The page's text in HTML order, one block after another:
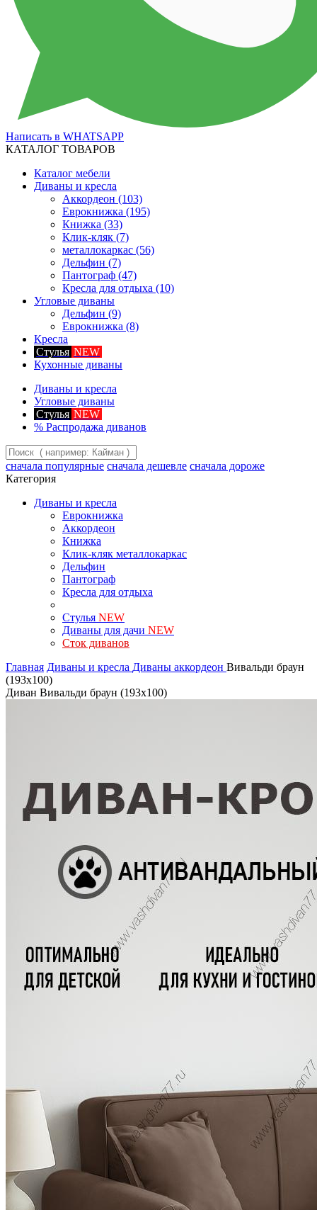
Написать в WHATSAPP
КАТАЛОГ ТОВАРОВ
Каталог мебели
Диваны и кресла
Аккордеон (103)
Еврокнижка (195)
Книжка (33)
Клик-кляк (7)
металлокаркас (56)
Дельфин (7)
Пантограф (47)
Кресла для отдыха (10)
Угловые диваны
Дельфин (9)
Еврокнижка (8)
Кресла
Стулья NEW
Кухонные диваны
Диваны и кресла
Угловые диваны
Стулья NEW
% Распродажа диванов
сначала популярные сначала дешевле сначала дороже
Категория
Диваны и кресла
Еврокнижка
Аккордеон
Книжка
Клик-кляк металлокаркас
Дельфин
Пантограф
Кресла для отдыха
Стулья NEW
Диваны для дачи NEW
Сток диванов
Главная Диваны и кресла Диваны аккордеон Вивальди браун
(193х100)
Диван Вивальди браун (193х100)